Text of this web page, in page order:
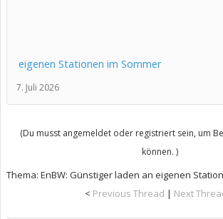
eigenen Stationen im Sommer
7. Juli 2026
(Du musst angemeldet oder registriert sein, um
können. )
Thema: EnBW: Günstiger laden an eigenen
< Previous Thread | Next